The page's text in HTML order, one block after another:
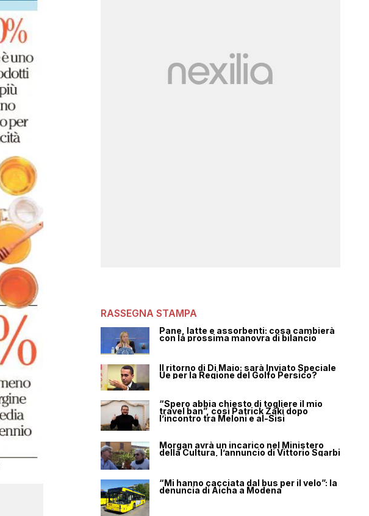
RASSEGNA STAMPA
Pane, latte e assorbenti: cosa cambierà
con la prossima manovra di bilancio
Il ritorno di Di Maio: sarà Inviato Speciale
Ue per la Regione del Golfo Persico?
“Spero abbia chiesto di togliere il mio
travel ban”, così Patrick Zaki dopo
l’incontro tra Meloni e al-Sisi
Morgan avrà un incarico nel Ministero
della Cultura, l’annuncio di Vittorio Sgarbi
“Mi hanno cacciata dal bus per il velo”: la
denuncia di Aicha a Modena